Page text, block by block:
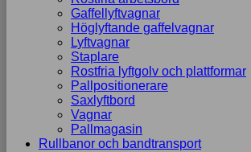
Gaffellyftvagnar
Höglyftande gaffelvagnar
Lyftvagnar
Staplare
Rostfria lyftgolv och plattformar
Pallpositionerare
Saxlyftbord
Vagnar
Pallmagasin
Rullbanor och bandtransport